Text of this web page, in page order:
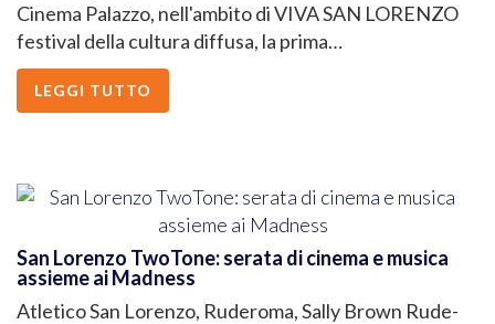
Cinema Palazzo, nell'ambito di VIVA SAN LORENZO
festival della cultura diffusa, la prima…
LEGGI TUTTO
San Lorenzo TwoTone: serata di cinema e musica
assieme ai Madness
Atletico San Lorenzo, Ruderoma, Sally Brown Rude-